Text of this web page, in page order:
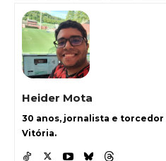
Heider Mota
30 anos, jornalista e torcedor
Vitória.